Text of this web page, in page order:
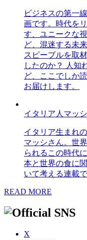
ビジネスの第一
画です。時代を
す、ユニークな
ど、混迷する未
スピープルを取
したのか？ 人知
ど、ここでしか
お届けします。
イタリア人マッ
イタリア生まれ
マッシさん。世
られるこの時代
本と世界の食に
いて考える連載で
READ MORE
X